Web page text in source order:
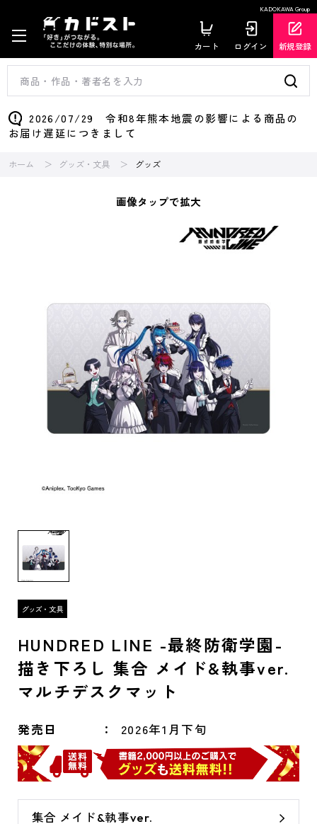
KADOKAWA Group
カート ログイン 新規登録
2026/07/29 令和8年熊本地震の影響による商品の
お届け遅延につきまして
ホーム グッズ・文具 グッズ
画像タップで拡大
HUNDRED LINE -最終防衛学園-
描き下ろし 集合 メイド&執事ver.
マルチデスクマット
発売日 2026年1月下旬
集合 メイド&執事ver.